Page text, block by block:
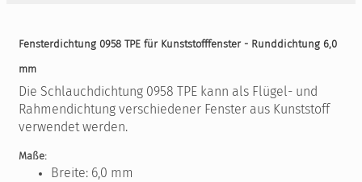
Fensterdichtung 0958 TPE für Kunststofffenster - Runddichtung 6,0
mm
Die Schlauchdichtung 0958 TPE kann als Flügel- und
Rahmendichtung verschiedener Fenster aus Kunststoff
verwendet werden.
Maße:
Breite: 6,0 mm